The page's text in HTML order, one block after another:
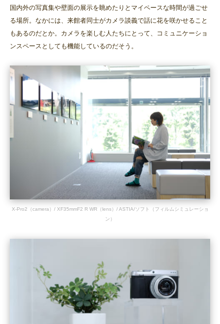
国内外の写真集や壁面の展示を眺めたりとマイペースな時間が過ごせ
る場所。なかには、来館者同士がカメラ談義で話に花を咲かせること
もあるのだとか。カメラを楽しむ人たちにとって、コミュニケーショ
ンスペースとしても機能しているのだそう。
X-Pro2（camera）/ XF35mmF2 R WR（lens）/ ASTIA/ソフト（フィルムシミュレーショ
ン）